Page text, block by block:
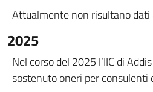
Attualmente non risultano dati
2025
Nel corso del 2025 l’IIC di
sostenuto oneri per consulenti